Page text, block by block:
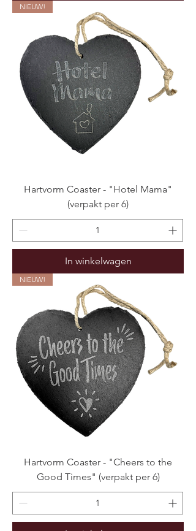
NIEUW!
Hartvorm Coaster - "Hotel Mama"
(verpakt per 6)
In winkelwagen
NIEUW!
Hartvorm Coaster - "Cheers to the
Good Times" (verpakt per 6)